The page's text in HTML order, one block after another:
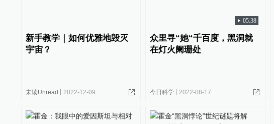
新手教学｜如何优雅地毁灭
宇宙？
未读Unread 2022-12-09
05:38
众里寻“她“千百度，黑洞就
在灯火阑珊处
今日科学 2022-08-17